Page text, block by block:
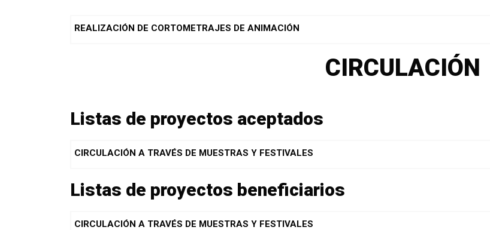
REALIZACIÓN DE CORTOMETRAJES DE ANIMACIÓN
CIRCULACIÓN
Listas de proyectos aceptados
CIRCULACIÓN A TRAVÉS DE MUESTRAS Y FESTIVALES
Listas de proyectos beneficiarios
CIRCULACIÓN A TRAVÉS DE MUESTRAS Y FESTIVALES